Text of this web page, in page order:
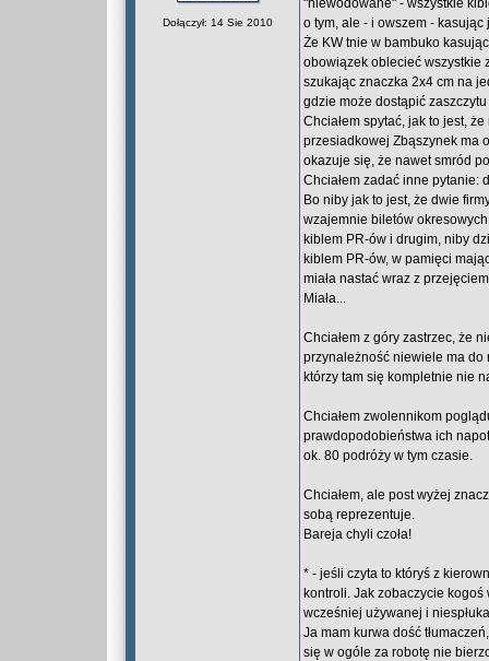
Dołączył: 14 Sie 2010
"niewodowane" - wszystkie
o tym, ale - i owszem - kasując
Że KW tnie w bambuko
obowiązek oblecieć wszystkie
szukając znaczka 2x4 cm na
gdzie może dostąpić
Chciałem spytać, jak to jest,
przesiadkowej Zbąszynek ma
okazuje się, że nawet smród
Chciałem zadać inne pytanie:
Bo niby jak to jest, że dwie
wzajemnie biletów
kiblem PR-ów i drugim, niby
kiblem PR-ów, w pamięci
miała nastać wraz z
Miała...
Chciałem z góry zastrzec, że
przynależność niewiele ma do
którzy tam się kompletnie nie
Chciałem zwolennikom
prawdopodobieństwa ich
ok. 80 podróży w tym czasie.
Chciałem, ale post wyżej
sobą reprezentuje.
Bareja chyli czoła!
* - jeśli czyta to któryś z
kontroli. Jak zobaczycie
wcześniej używanej i
Ja mam kurwa dość
się w ogóle za robotę nie